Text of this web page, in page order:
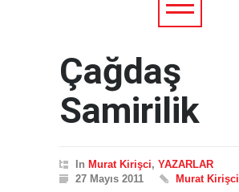
Çağdaş
Samirilik
In Murat Kirişci, YAZARLAR
27 Mayıs 2011
Murat Kirişci